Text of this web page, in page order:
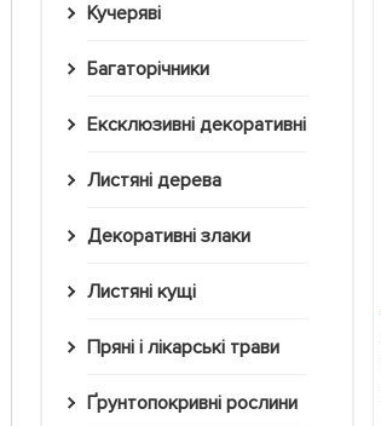
Кучеряві
Багаторічники
Ексклюзивні декоративні
Листяні дерева
Декоративні злаки
Листяні кущі
Пряні і лікарські трави
Ґрунтопокривні рослини